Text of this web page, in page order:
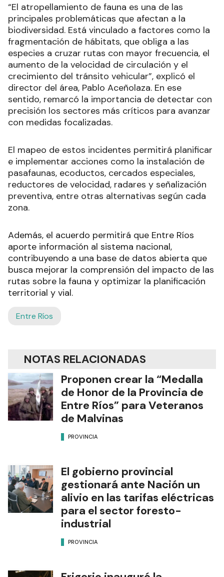
“El atropellamiento de fauna es una de las
principales problemáticas que afectan a la
biodiversidad. Está vinculado a factores como la
fragmentación de hábitats, que obliga a las
especies a cruzar rutas con mayor frecuencia, el
aumento de la velocidad de circulación y el
crecimiento del tránsito vehicular”, explicó el
director del área, Pablo Aceñolaza. En ese
sentido, remarcó la importancia de detectar con
precisión los sectores más críticos para avanzar
con medidas focalizadas.
El mapeo de estos incidentes permitirá planificar
e implementar acciones como la instalación de
pasafaunas, ecoductos, cercados especiales,
reductores de velocidad, radares y señalización
preventiva, entre otras alternativas según cada
zona.
Además, el acuerdo permitirá que Entre Ríos
aporte información al sistema nacional,
contribuyendo a una base de datos abierta que
busca mejorar la comprensión del impacto de las
rutas sobre la fauna y optimizar la planificación
territorial y vial.
Entre Ríos
NOTAS RELACIONADAS
Proponen crear la “Medalla
de Honor de la Provincia de
Entre Ríos” para Veteranos
de Malvinas
PROVINCIA
El gobierno provincial
gestionará ante Nación un
alivio en las tarifas eléctricas
para el sector foresto-
industrial
PROVINCIA